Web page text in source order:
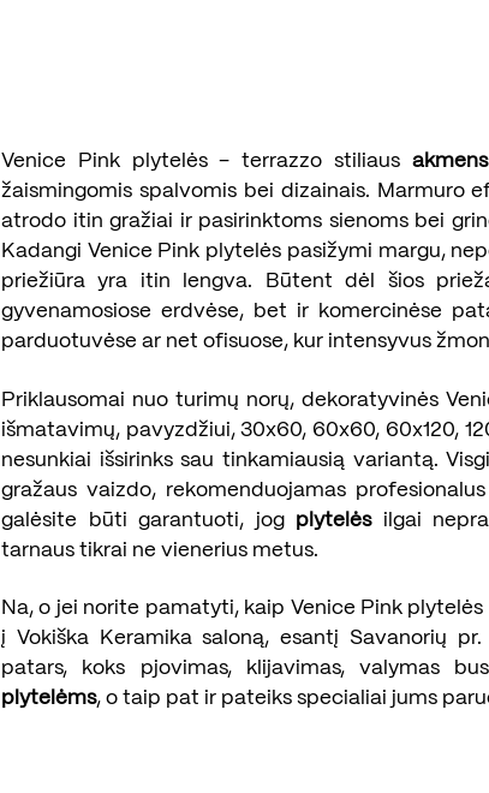
Venice Pink plytelės – terrazzo stiliaus
žaismingomis spalvomis bei dizainais. Marmuro
atrodo itin gražiai ir pasirinktoms sienoms bei
Kadangi Venice Pink plytelės pasižymi margu,
priežiūra yra itin lengva. Būtent dėl šios
gyvenamosiose erdvėse, bet ir komercinėse
parduotuvėse ar net ofisuose, kur intensyvus
Priklausomai nuo turimų norų, dekoratyvinės
išmatavimų, pavyzdžiui, 30x60, 60x60, 60x120,
nesunkiai išsirinks sau tinkamiausią variantą.
gražaus vaizdo, rekomenduojamas
galėsite būti garantuoti, jog plytelėsilgai
tarnaus tikrai ne vienerius metus.
Na, o jei norite pamatyti, kaip Venice Pink
į Vokiška Keramika saloną, esantį Savanorių
patars, koks pjovimas, klijavimas, valymas
plytelėms, o taip pat ir pateiks specialiai jums